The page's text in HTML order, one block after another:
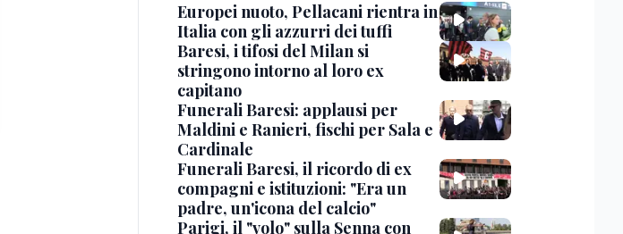
Europei nuoto, Pellacani rientra in
Italia con gli azzurri dei tuffi
Baresi, i tifosi del Milan si
stringono intorno al loro ex
capitano
Funerali Baresi: applausi per
Maldini e Ranieri, fischi per Sala e
Cardinale
Funerali Baresi, il ricordo di ex
compagni e istituzioni: "Era un
padre, un'icona del calcio"
Parigi, il "volo" sulla Senna con